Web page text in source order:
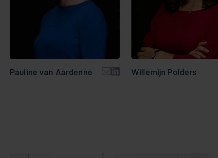
Pauline van Aardenne Willemijn Polders